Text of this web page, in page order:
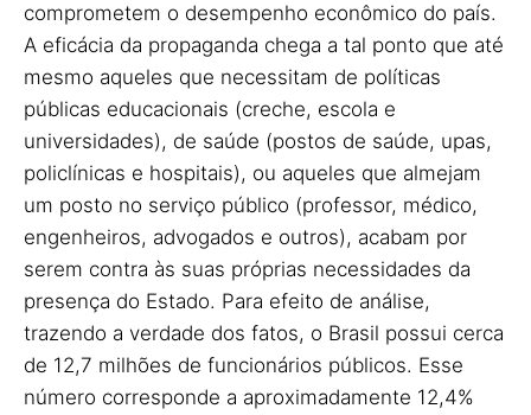
comprometem o desempenho econômico do país.
A eficácia da propaganda chega a tal ponto que até
mesmo aqueles que necessitam de políticas
públicas educacionais (creche, escola e
universidades), de saúde (postos de saúde, upas,
policlínicas e hospitais), ou aqueles que almejam
um posto no serviço público (professor, médico,
engenheiros, advogados e outros), acabam por
serem contra às suas próprias necessidades da
presença do Estado. Para efeito de análise,
trazendo a verdade dos fatos, o Brasil possui cerca
de 12,7 milhões de funcionários públicos. Esse
número corresponde a aproximadamente 12,4%